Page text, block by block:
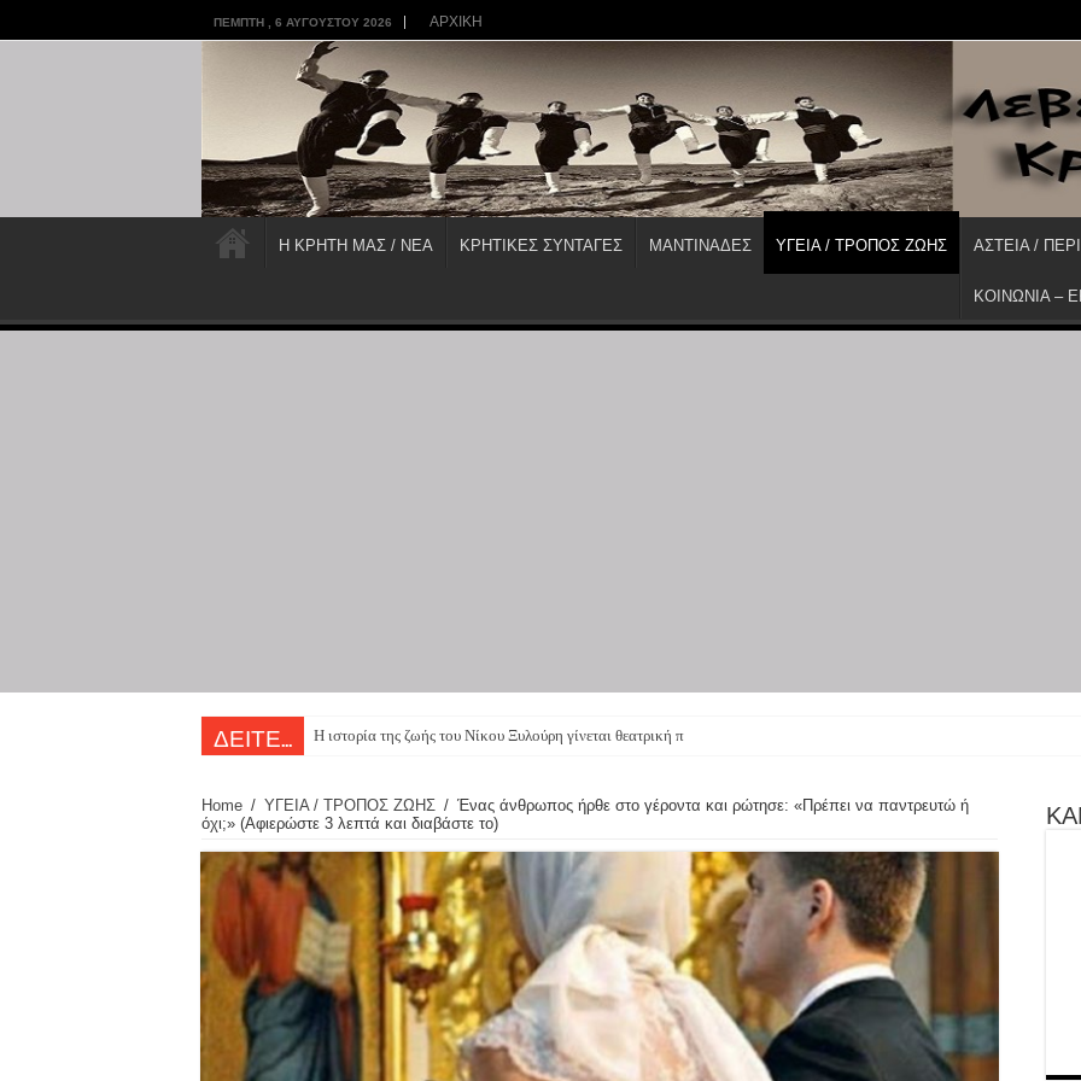
ΠΈΜΠΤΗ , 6 ΑΥΓΟΎΣΤΟΥ 2026 ΑΡΧΙΚΗ
Η ΚΡΗΤΗ ΜΑΣ / ΝΕΑ ΚΡΗΤΙΚΕΣ ΣΥΝΤΑΓΕΣ ΜΑΝΤΙΝΑΔΕΣ ΥΓΕΙΑ / ΤΡΟΠΟΣ ΖΩΗΣ ΑΣΤΕΙΑ /
ΚΟΙΝΩΝΙΑ –
ΔΕΙΤΕ... Πατάτ
Home / ΥΓΕΙΑ / ΤΡΟΠΟΣ ΖΩΗΣ / Ένας άνθρωπος ήρθε στο γέροντα και ρώτησε: «Πρέπει να παντρευτώ ή
όχι;» (Αφιερώστε 3 λεπτά και διαβάστε το)